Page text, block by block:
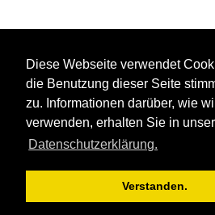
Diese Webseite verwendet
die Benutzung dieser Seite
zu. Informationen darüber, wie
verwenden, erhalten Sie in
Datenschutzerklärung.
Verstanden.